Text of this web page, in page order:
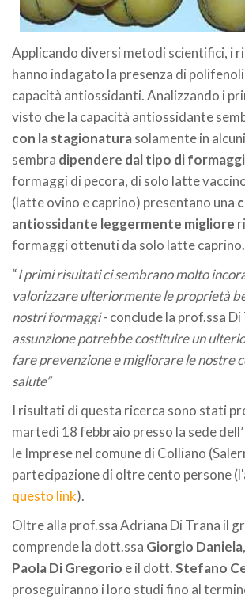
Applicando diversi metodi scientifici, i
hanno indagato la presenza di
capacità antiossidanti. Analizzando i
visto che la capacità antiossidante
con la stagionaturasolamente in
sembra dipendere dal tipo di
formaggi di pecora, di solo latte
(latte ovino e caprino) presentano una
antiossidante leggermente migliore
formaggi ottenuti da solo latte caprino.
“I primi risultati ci sembrano molto
valorizzare ulteriormente le proprietà
nostri formaggi- conclude la prof.ssa Di
assunzione potrebbe costituire un
fare prevenzione e migliorare le nostre
salute”
I risultati di questa ricerca sono stati
martedì 18 febbraio presso la sede
le Imprese nel comune di Colliano
partecipazione di oltre cento persone
questo link).
Oltre alla prof.ssa Adriana Di Trana il
comprende la dott.ssa Giorgio Daniela
Paola Di Gregorio e il dott.Stefano
proseguiranno i loro studi fino al